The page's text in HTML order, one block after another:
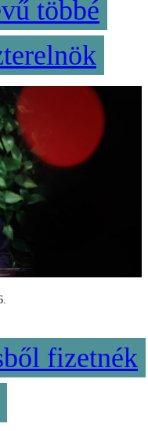
többé
fizetnék